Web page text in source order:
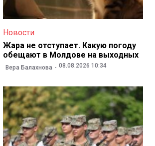
Новости
Жара не отступает. Какую погоду
обещают в Молдове на выходных
Вера Балахнова 08.08.2026 10:34